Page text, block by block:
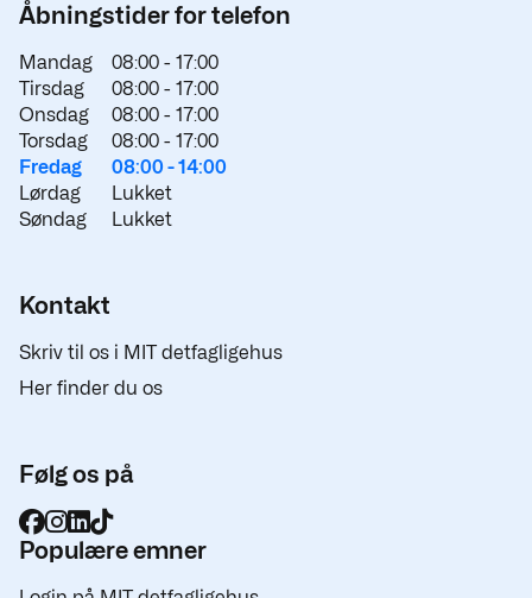
Åbningstider for telefon
Mandag 08:00 - 17:00
Tirsdag
08:00 - 17:00
Onsdag
08:00 - 17:00
Torsdag
08:00 - 17:00
Fredag
08:00 -14:00
Lørdag
Lukket
Søndag
Lukket
Kontakt
Skriv til os i MIT detfagligehus
Her finder du os
Følg os på
Populære emner